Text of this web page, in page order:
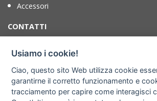
Accessori
CONTATTI
T. +39 071721091
F. +39 0717210922
info@adimpex.it
Usiamo i cookie!
Ciao, questo sito Web utilizza cookie
garantirne il corretto funzionamento e
tracciamento per capire come interagisci